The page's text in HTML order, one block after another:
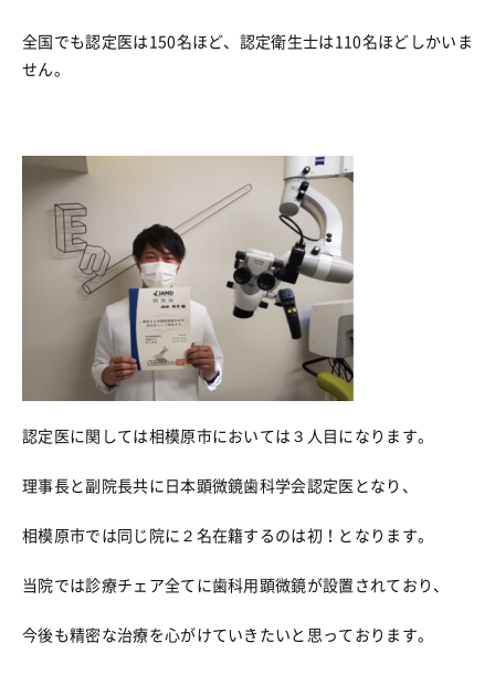
全国でも認定医は150名ほど、認定衛生士は110名ほどしかいま
せん。
認定医に関しては相模原市においては３人目になります。
理事長と副院長共に日本顕微鏡歯科学会認定医となり、
相模原市では同じ院に２名在籍するのは初！となります。
当院では診療チェア全てに歯科用顕微鏡が設置されており、
今後も精密な治療を心がけていきたいと思っております。